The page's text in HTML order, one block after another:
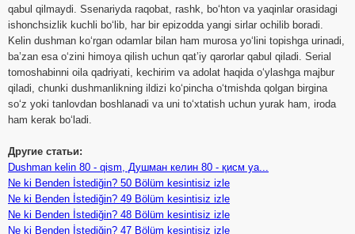
qabul qilmaydi. Ssenariyda raqobat, rashk, bo‘hton va yaqinlar orasidagi
ishonchsizlik kuchli bo‘lib, har bir epizodda yangi sirlar ochilib boradi.
Kelin dushman ko‘rgan odamlar bilan ham murosa yo‘lini topishga urinadi,
ba’zan esa o‘zini himoya qilish uchun qat’iy qarorlar qabul qiladi. Serial
tomoshabinni oila qadriyati, kechirim va adolat haqida o‘ylashga majbur
qiladi, chunki dushmanlikning ildizi ko‘pincha o‘tmishda qolgan birgina
so‘z yoki tanlovdan boshlanadi va uni to‘xtatish uchun yurak ham, iroda
ham kerak bo‘ladi.
Другие статьи:
Dushman kelin 80 - qism, Душман келин 80 - қисм ya...
Ne ki Benden İstediğin? 50 Bölüm kesintisiz izle
Ne ki Benden İstediğin? 49 Bölüm kesintisiz izle
Ne ki Benden İstediğin? 48 Bölüm kesintisiz izle
Ne ki Benden İstediğin? 47 Bölüm kesintisiz izle